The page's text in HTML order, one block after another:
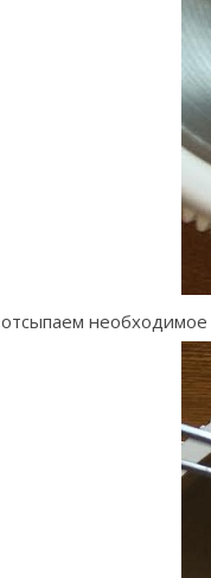
отсыпаем необходимое